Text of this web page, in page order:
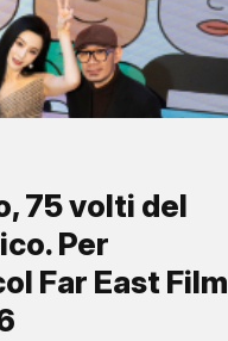
75 volti del
Per
Far East Film